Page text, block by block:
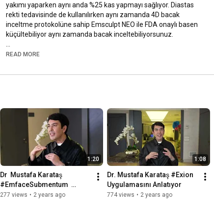
yakımı yaparken aynı anda %25 kas yapmayı sağlıyor. Diastas
rekti tedavisinde de kullanılırken aynı zamanda 4D bacak
inceltme protokolüne sahip Emsculpt NEO ile FDA onaylı basen
küçültebiliyor aynı zamanda bacak inceltebiliyorsunuz.
Dr Mustafa Karataş Neden Emsculpt NEO cihazını tercih ettiğini
#EmsculptNEO
READ MORE
1:20
Dr  Mustafa Karataş
#EmfaceSubmentum
Anlatıyor
277 views • 2 years ago
1:08
Dr. Mustafa Karataş #Exion
Uygulamasını Anlatıyor
774 views • 2 years ago